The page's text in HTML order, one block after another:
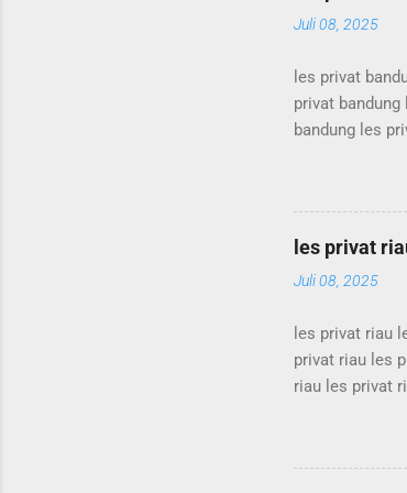
Juli 08, 2025
les privat
privat
bandung les
privat
bandung les
les privat
privat
les privat
Juli 08, 2025
les privat riau
privat riau les
riau les privat
riau les privat
privat riau les